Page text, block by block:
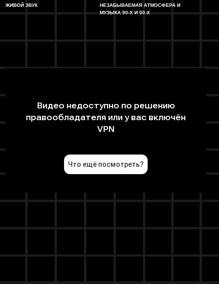
ЖИВОЙ ЗВУК
НЕЗАБЫВАЕМАЯ АТМОСФЕРА И
МУЗЫКА 90-Х И 00-Х